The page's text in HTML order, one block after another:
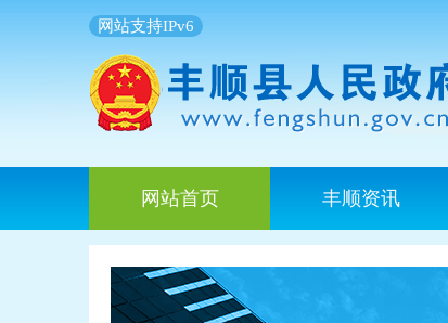
网站支持IPv6
网站首页 丰顺资讯